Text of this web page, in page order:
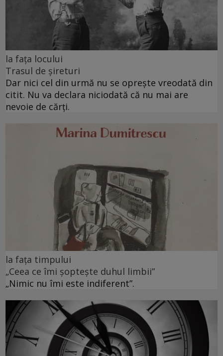
la fața locului
Trasul de șireturi
Dar nici cel din urmă nu se oprește vreodată din
citit. Nu va declara niciodată că nu mai are
nevoie de cărți.
la fața timpului
„Ceea ce îmi șoptește duhul limbii”
„Nimic nu îmi este indiferent”.